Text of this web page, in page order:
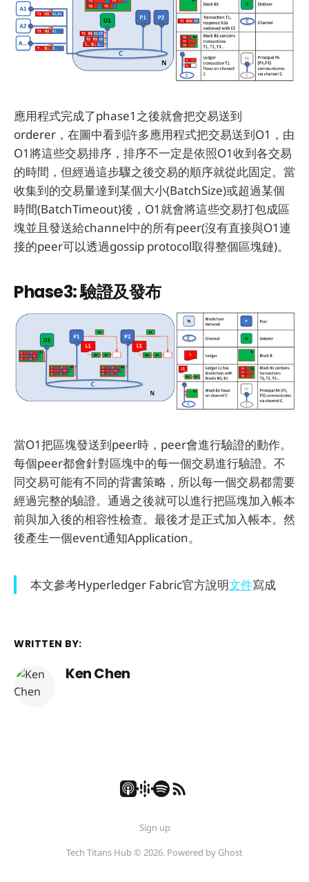
應用程式完成了phase1之後就會把交易送到
orderer，在圖中看到許多應用程式把交易送到O1，由
O1將這些交易排序，排序不一定是依照O1收到各交易
的時間，但經過這步驟之後交易的順序就從此固定。當
收集到的交易量達到某個大小(BatchSize)或超過某個
時間(BatchTimeout)後，O1就會將這些交易打包成區
塊並且發送給channel中的所有peer(沒有直接與O1連
接的peer可以透過gossip protocol取得整個區塊鏈)。
Phase3: 驗證及發布
當O1把區塊發送到peer時，peer會進行驗證的動作。
每個peer都會針對區塊中的每一個交易進行驗證。不
同交易可能有不同的背書策略，所以每一個交易都需要
經過完整的驗證。通過之後就可以進行把區塊加入帳本
前與加入後的相容性檢查。最後才是正式加入帳本。然
後產生一個event通知Application。
本文參考Hyperledger Fabric官方說明文件寫成
WRITTEN BY:
Ken Chen
Sign up
Tech Titans Hub © 2026. Powered by Ghost